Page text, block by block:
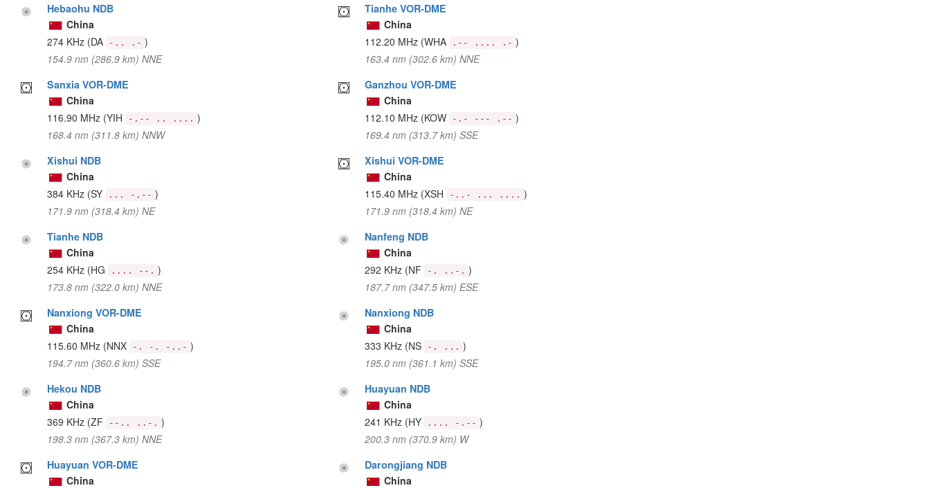
Hebaohu NDB
China
274 KHz (DA -.. .- )
154.9 nm (286.9 km) NNE
Tianhe VOR-DME
China
112.20 MHz (WHA .-- .... .- )
163.4 nm (302.6 km) NNE
Sanxia VOR-DME
China
116.90 MHz (YIH -.-- .. .... )
168.4 nm (311.8 km) NNW
Ganzhou VOR-DME
China
112.10 MHz (KOW -.- --- .-- )
169.4 nm (313.7 km) SSE
Xishui NDB
China
384 KHz (SY ... -.-- )
171.9 nm (318.4 km) NE
Xishui VOR-DME
China
115.40 MHz (XSH -..- ... .... )
171.9 nm (318.4 km) NE
Tianhe NDB
China
254 KHz (HG .... --. )
173.8 nm (322.0 km) NNE
Nanfeng NDB
China
292 KHz (NF -. ..-. )
187.7 nm (347.5 km) ESE
Nanxiong VOR-DME
China
115.60 MHz (NNX -. -. -..- )
194.7 nm (360.6 km) SSE
Nanxiong NDB
China
333 KHz (NS -. ... )
195.0 nm (361.1 km) SSE
Hekou NDB
China
369 KHz (ZF --.. ..-. )
198.3 nm (367.3 km) NNE
Huayuan NDB
China
241 KHz (HY .... -.-- )
200.3 nm (370.9 km) W
Huayuan VOR-DME
China
Darongjiang NDB
China